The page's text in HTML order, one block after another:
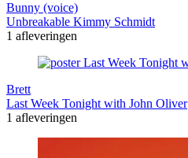
Bunny (voice)
Unbreakable Kimmy Schmidt
1 afleveringen
Brett
Last Week Tonight with John Oliver
1 afleveringen